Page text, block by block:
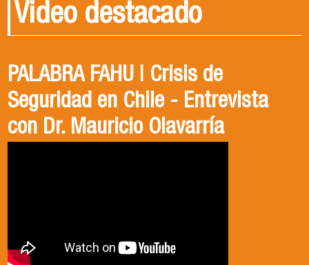
Video destacado
PALABRA FAHU | Crisis de
Seguridad en Chile - Entrevista
con Dr. Mauricio Olavarría
Egresados Internacionales en
Acción: Antonia Abarca
Antonia egresó de la Licenciatura en Estudios
Revive el XIV Congreso Chileno de
Ciencia Política 2023
El Departamento de Estudios Políticos, en